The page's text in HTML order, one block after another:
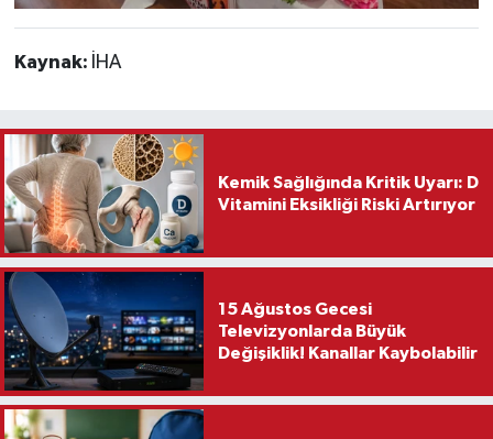
Kaynak: İHA
Kemik Sağlığında Kritik Uyarı: D
Vitamini Eksikliği Riski Artırıyor
15 Ağustos Gecesi
Televizyonlarda Büyük
Değişiklik! Kanallar Kaybolabilir